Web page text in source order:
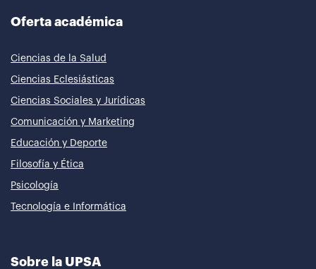
Oferta académica
Ciencias de la Salud
Ciencias Eclesiásticas
Ciencias Sociales y Jurídicas
Comunicación y Marketing
Educación y Deporte
Filosofía y Ética
Psicología
Tecnología e Informática
Sobre la UPSA